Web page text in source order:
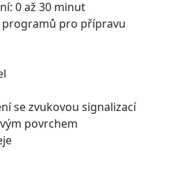
0 až 30 minut
pro přípravu
se zvukovou signalizací
povrchem